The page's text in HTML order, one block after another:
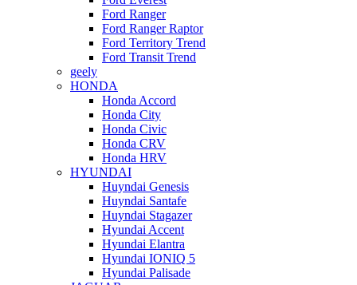
Ford Ranger
Ford Ranger Raptor
Ford Territory Trend
Ford Transit Trend
geely
HONDA
Honda Accord
Honda City
Honda Civic
Honda CRV
Honda HRV
HYUNDAI
Huyndai Genesis
Huyndai Santafe
Huyndai Stagazer
Hyundai Accent
Hyundai Elantra
Hyundai IONIQ 5
Hyundai Palisade